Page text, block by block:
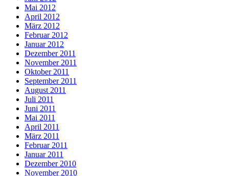
Mai 2012
April 2012
März 2012
Februar 2012
Januar 2012
Dezember 2011
November 2011
Oktober 2011
September 2011
August 2011
Juli 2011
Juni 2011
Mai 2011
April 2011
März 2011
Februar 2011
Januar 2011
Dezember 2010
November 2010